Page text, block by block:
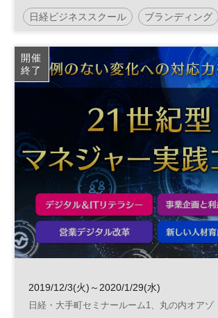
／日経ビジネススクール
日経ビジネススクール ブランディング
日経緊急解説Live！
平日夜開催
開催
終了
2019/12/3(火)～2020/1/29(水)
日経・大手町セミナールーム1、丸の内オアゾ